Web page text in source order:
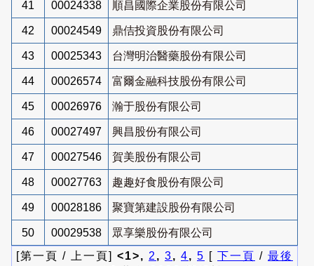
41 00024338 順昌國際企業股份有限公司
42 00024549 鼎佶投資股份有限公司
43 00025343 台灣明治醫藥股份有限公司
44 00026574 富爾金融科技股份有限公司
45 00026976 瀚于股份有限公司
46 00027497 興昌股份有限公司
47 00027546 賀美股份有限公司
48 00027763 趣趣好食股份有限公司
49 00028186 聚寶第建設股份有限公司
50 00029538
眾享樂股份有限公司
[第一頁 / 上一頁] <1>, 2 , 3, 4, 5 [ 下一頁 / 最後